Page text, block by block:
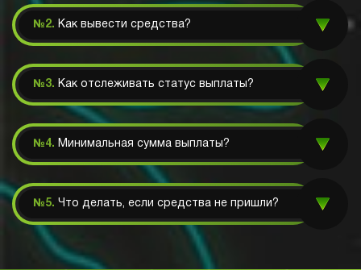
№2. Как вывести средства?
№3. Как отслеживать статус выплаты?
№4. Минимальная сумма выплаты?
№5. Что делать, если средства не пришли?